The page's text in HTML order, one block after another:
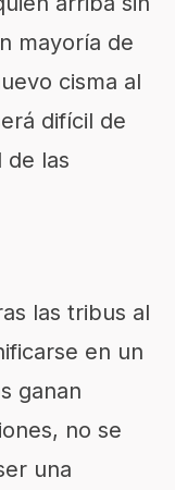
mayoría de
cisma al
difícil de
de las
las tribus al
en un
ganan
no se
una